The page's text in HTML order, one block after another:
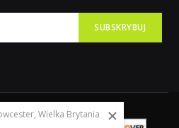
SUBSKRYBUJ
Wielka Brytania